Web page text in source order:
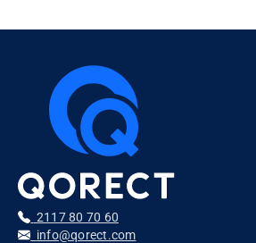
2117 80 70 60
info@qorect.com